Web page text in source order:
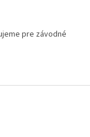
pre závodné